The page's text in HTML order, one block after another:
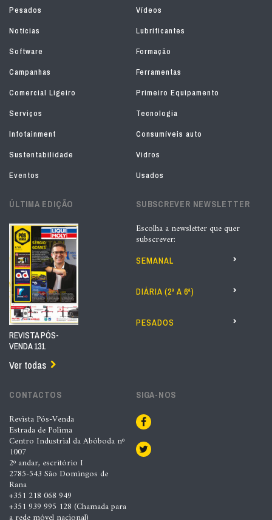
Pesados
Vídeos
Notícias
Lubrificantes
Software
Formação
Campanhas
Ferramentas
Comercial Ligeiro
Primeiro Equipamento
Serviços
Tecnologia
Infotainment
Consumíveis auto
Sustentabilidade
Vidros
Eventos
Usados
ÚLTIMA EDIÇÃO
REVISTA PÓS-
VENDA 131
Ver todas
SUBSCREVER NEWSLETTER
Escolha a newsletter que quer
subscrever:
SEMANAL
DIÁRIA (2ª A 6ª)
PESADOS
CONTACTOS
Revista Pós-Venda
Estrada de Polima
Centro Industrial da Abóboda nº
1007
2º andar, escritório I
2785-543 São Domingos de
Rana
+351 218 068 949
+351 939 995 128 (Chamada para
SIGA-NOS